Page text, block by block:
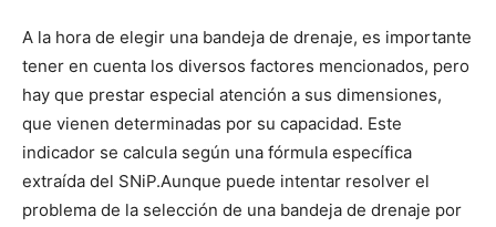
A la hora de elegir una bandeja de drenaje, es importante
tener en cuenta los diversos factores mencionados, pero
hay que prestar especial atención a sus dimensiones,
que vienen determinadas por su capacidad. Este
indicador se calcula según una fórmula específica
extraída del SNiP.Aunque puede intentar resolver el
problema de la selección de una bandeja de drenaje por